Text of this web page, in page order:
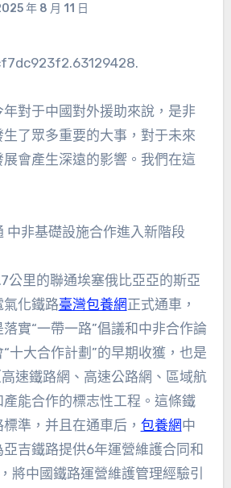
年 8 月 11 日
對于中國對外援助來說，是非
了眾多重要的大事，對于未來
會產生深遠的影響。我們在這
中非基礎設施合作進入新階段
公里的聯通埃塞俄比亞亞的斯亞
氣化鐵路臺灣包養網正式通車，
實“一帶一路”倡議和中非合作論
十大合作計劃”的早期收獲，也是
速鐵路網、高速公路網、區域航
能合作的標志性工程。這條鐵
準，并且在通車后， 包養網中
吉鐵路提供6年運營維護合同和
將中國鐵路運營維護管理經驗引